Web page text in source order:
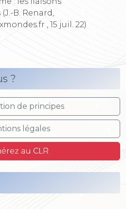
B. Renard,
, 15 juil. 22)
?
de principes
légales
au CLR